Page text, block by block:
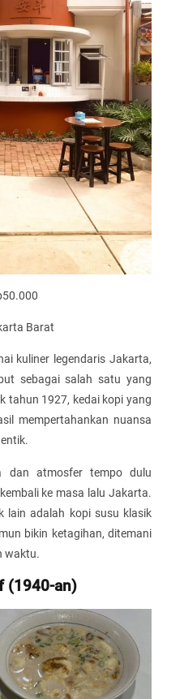
Barat
kuliner legendaris Jakarta,
sebagai salah satu yang
tahun 1927, kedai kopi yang
mempertahankan nuansa
dan atmosfer tempo dulu
ke masa lalu Jakarta.
lain adalah kopi susu klasik
bikin ketagihan, ditemani
waktu.
(1940-an)